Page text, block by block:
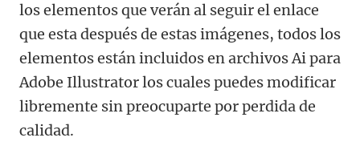
los elementos que verán al seguir el enlace
que esta después de estas imágenes, todos los
elementos están incluidos en archivos Ai para
Adobe Illustrator los cuales puedes modificar
libremente sin preocuparte por perdida de
calidad.